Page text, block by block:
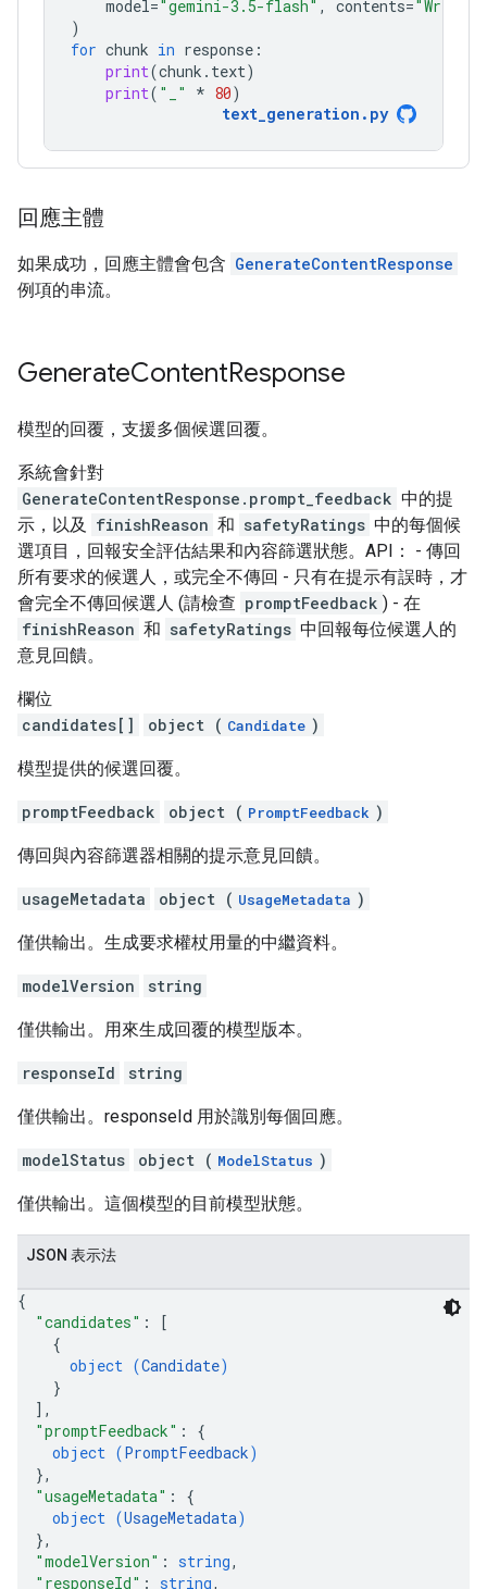
model="gemini-3.5-flash" , contents="Write
)
for chunk in response :
print(chunk . text)
print( "_" * 80)
text_generation . py
回應主體
如果成功，回應主體會包含 GenerateContentResponse
例項的串流。
GenerateContentResponse
模型的回覆，支援多個候選回覆。
系統會針對
GenerateContentResponse.prompt_feedback 中的提
示，以及
finishReason 和 safetyRatings 中的每個候
選項目，回報安全評估結果和內容篩選狀態。API： - 傳回
所有要求的候選人，或完全不傳回 - 只有在提示有誤時，才
會完全不傳回候選人 (請檢查 promptFeedback ) - 在
finishReason 和 safetyRatings 中回報每位候選人的
意見回饋。
欄位
candidates[]
object ( Candidate )
模型提供的候選回覆。
promptFeedback object ( PromptFeedback )
傳回與內容篩選器相關的提示意見回饋。
usageMetadata object ( UsageMetadata )
僅供輸出。生成要求權杖用量的中繼資料。
modelVersion string
僅供輸出。用來生成回覆的模型版本。
responseId string
僅供輸出。responseId 用於識別每個回應。
modelStatus object ( ModelStatus )
僅供輸出。這個模型的目前模型狀態。
JSON 表示法
{
"candidates" :
[
{
object (Candidate)
}
] ,
"promptFeedback" : {
object (PromptFeedback)
},
"usageMetadata" : {
object (UsageMetadata)
},
"modelVersion" : string,
"responseId" : string,